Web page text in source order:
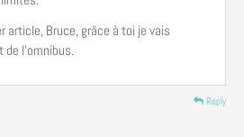
article, Bruce, grâce à toi je vais
l’omnibus.
Reply